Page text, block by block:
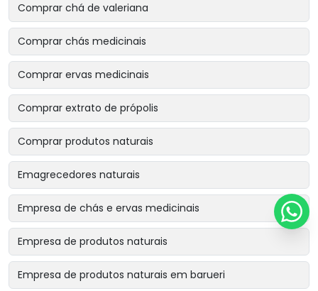
Comprar chá de valeriana
Comprar chás medicinais
Comprar ervas medicinais
Comprar extrato de própolis
Comprar produtos naturais
Emagrecedores naturais
Empresa de chás e ervas medicinais
Empresa de produtos naturais
Empresa de produtos naturais em barueri